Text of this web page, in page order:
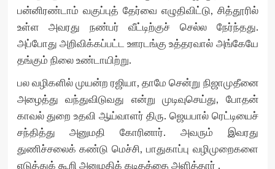
பன்னிரண்டாம் வகுப்புத் தேர்வை எழுதிவிட்டு, சித்தூரில்
உள்ள அவரது நண்பர் வீட்டிற்குச் செல்ல நேர்ந்தது.
அப்போது அறிவிக்கப்பட்ட ஊரடங்கு உத்தரவால் அங்கேயே
தங்கும் நிலை உண்டாயிற்று.
பல வழிகளில் முயன்ற ரஜியா, தாமே சென்று நிஜாமுதீனை
அழைத்து வந்துவிடுவது என்று முடிவுசெய்து, போதன்
காவல் துறை உதவி ஆய்வாளர் திரு. ஜெயபால் ரெட்டியைச்
சந்தித்து அனுமதி கோரினார். அவரும் இவரது
துணிச்சலைக் கண்டு மெச்சி, பாதுகாப்பு வழிமுறைகளை
எடுத்துக் கூறி அனுமதிக் கடிதத்தை அளித்தார் .